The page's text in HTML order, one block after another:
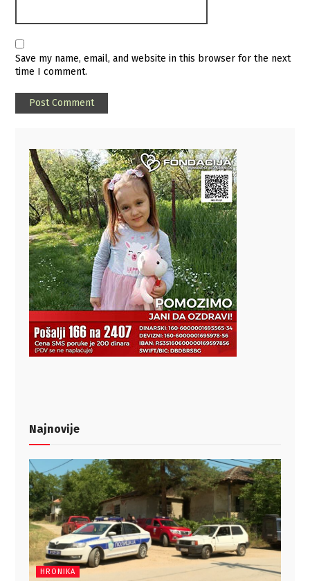
Save my name, email, and website in this browser for the next
time I comment.
Najnovije
HRONIKA